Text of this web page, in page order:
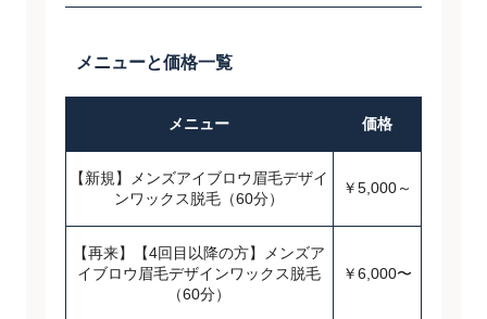
メニューと価格一覧
メニュー 価格
【新規】メンズアイブロウ眉毛デザイ
ンワックス脱毛（60分）
￥5,000～
【再来】【4回目以降の方】メンズア
イブロウ眉毛デザインワックス脱毛
（60分）
￥6,000〜